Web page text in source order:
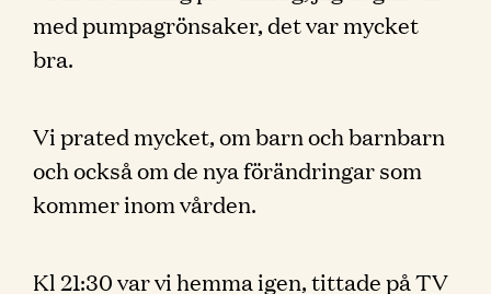
med pumpagrönsaker, det var mycket
bra.
Vi prated mycket, om barn och barnbarn
och också om de nya förändringar som
kommer inom vården.
Kl 21:30 var vi hemma igen, tittade på TV